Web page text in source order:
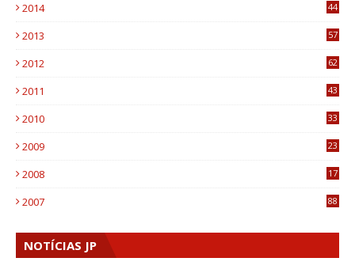
2014
44
2013
57
2012
62
2011
43
2010
33
2009
23
2008
17
2007 88
NOTÍCIAS JP